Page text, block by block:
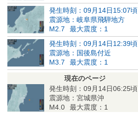
発生時刻：09月14日15:07頃
震源地：岐阜県飛騨地方
M2.7
最大震度：1
発生時刻：09月14日12:39頃
震源地：国後島付近
M3.7
最大震度：1
現在のページ
発生時刻：09月14日06:25頃
震源地：宮城県沖
M4.0
最大震度：1